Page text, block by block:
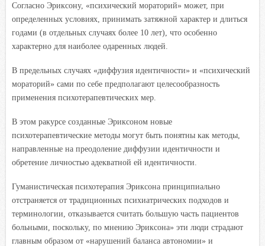
Согласно Эриксону, «психический мораторий» может, при
определенных условиях, принимать затяжной характер и длиться
годами (в отдельных случаях более 10 лет), что особенно
характерно для наиболее одаренных людей.
В предельных случаях «диффузия идентичности» и «психический
мораторий» сами по себе предполагают целесообразность
применения психотерапевтических мер.
В этом ракурсе созданные Эриксоном новые
психотерапевтические методы могут быть понятны как методы,
направленные на преодоление диффузии идентичности и
обретение личностью адекватной ей идентичности.
Гуманистическая психотерапия Эриксона принципиально
отстраняется от традиционных психиатрических подходов и
терминологии, отказывается считать большую часть пациентов
больными, поскольку, по мнению Эриксона» эти люди страдают
главным образом от «нарушений баланса автономии» и